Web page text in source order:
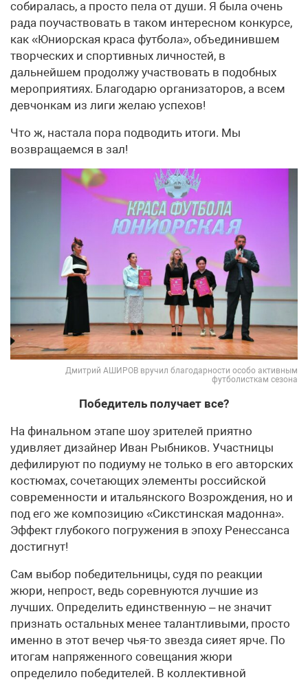
собиралась, а просто пела от души. Я была очень
рада поучаствовать в таком интересном конкурсе,
как «Юниорская краса футбола», объединившем
творческих и спортивных личностей, в
дальнейшем продолжу участвовать в подобных
мероприятиях. Благодарю организаторов, а всем
девчонкам из лиги желаю успехов!
Что ж, настала пора подводить итоги. Мы
возвращаемся в зал!
Дмитрий АШИРОВ вручил благодарности особо активным
футболисткам сезона
Победитель получает все?
На финальном этапе шоу зрителей приятно
удивляет дизайнер Иван Рыбников. Участницы
дефилируют по подиуму не только в его авторских
костюмах, сочетающих элементы российской
современности и итальянского Возрождения, но и
под его же композицию «Сикстинская мадонна».
Эффект глубокого погружения в эпоху Ренессанса
достигнут!
Сам выбор победительницы, судя по реакции
жюри, непрост, ведь соревнуются лучшие из
лучших. Определить единственную – не значит
признать остальных менее талантливыми, просто
именно в этот вечер чья-то звезда сияет ярче. По
итогам напряженного совещания жюри
определило победителей. В коллективной